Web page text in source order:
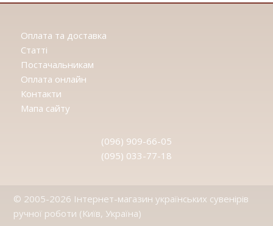
Оплата та доставка
Статтi
Постачальникам
Оплата онлайн
Контакти
Мапа сайту
(096) 909-66-05
(095) 033-77-18
© 2005-2026 Інтернет-магазин українських сувенірів
ручної роботи (Київ, Україна)